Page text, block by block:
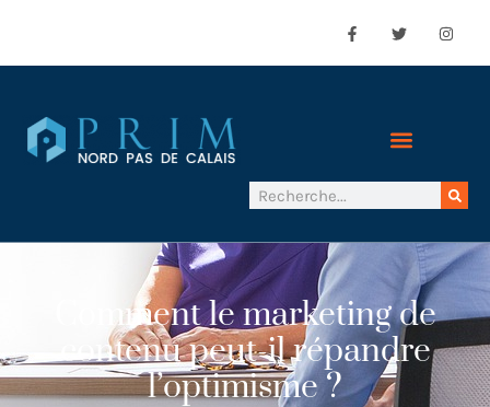
Comment le marketing de
contenu peut-il répandre
l’optimisme ?